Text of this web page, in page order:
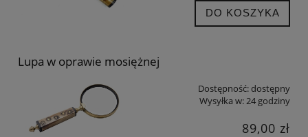
DO KOSZYKA
Lupa w oprawie mosiężnej
Dostępność:dostępny
Wysyłka w:24 godziny
89,00 zł